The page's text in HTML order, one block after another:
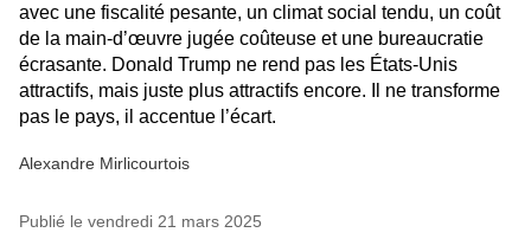
avec une fiscalité pesante, un climat social tendu, un coût
de la main-d’œuvre jugée coûteuse et une bureaucratie
écrasante. Donald Trump ne rend pas les États-Unis
attractifs, mais juste plus attractifs encore. Il ne transforme
pas le pays, il accentue l’écart.
Alexandre Mirlicourtois
Publié le vendredi 21 mars 2025